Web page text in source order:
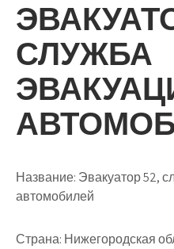
СЛУЖБА
Название: Эвакуатор 52,
автомобилей
Страна: Нижегородская